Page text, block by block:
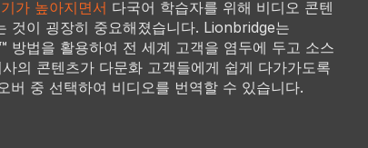
가 높아지면서 다국어 학습자를 위해 비디오 콘텐
것이 굉장히 중요해졌습니다. Lionbridge는
법을 활용하여 전 세계 고객을 염두에 두고 소스
의 콘텐츠가 다문화 고객들에게 쉽게 다가가도록
버 중 선택하여 비디오를 번역할 수 있습니다.